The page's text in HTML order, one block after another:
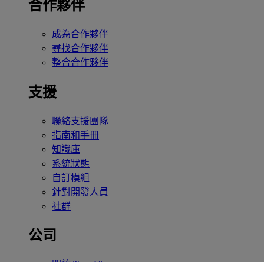
合作夥伴
成為合作夥伴
尋找合作夥伴
整合合作夥伴
支援
聯絡支援團隊
指南和手冊
知識庫
系統狀態
自訂模組
針對開發人員
社群
公司